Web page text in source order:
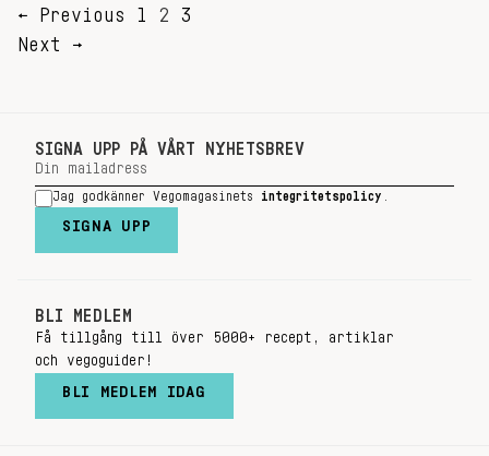
SIDNUMRERING
FÖR
← Previous 1 2
3
Next →
SIGNA UPP PÅ VÅRT NYHETSBREV
Jag godkänner Vegomagasinets integritetspolicy
SIGNA UPP
BLI MEDLEM
Få tillgång till över 5000+ recept, artiklar
och vegoguider!
BLI MEDLEM IDAG